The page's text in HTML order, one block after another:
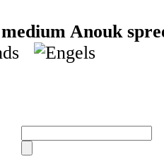
Anouk